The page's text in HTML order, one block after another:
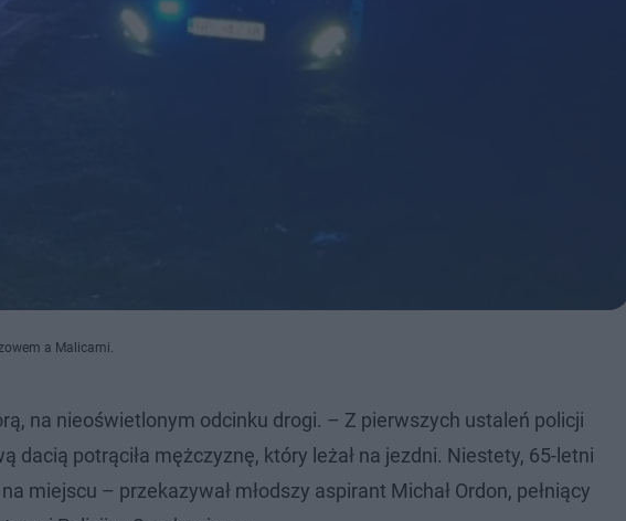
a Malicami.
na nieoświetlonym odcinku drogi. – Z pierwszych ustaleń policji
dacią potrąciła mężczyznę, który leżał na jezdni. Niestety, 65-letni
miejscu – przekazywał młodszy aspirant Michał Ordon, pełniący